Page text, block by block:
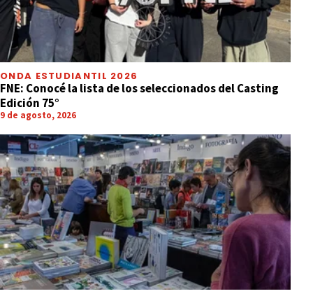
ONDA ESTUDIANTIL 2026
FNE: Conocé la lista de los seleccionados del Casting
Edición 75°
9 de agosto, 2026